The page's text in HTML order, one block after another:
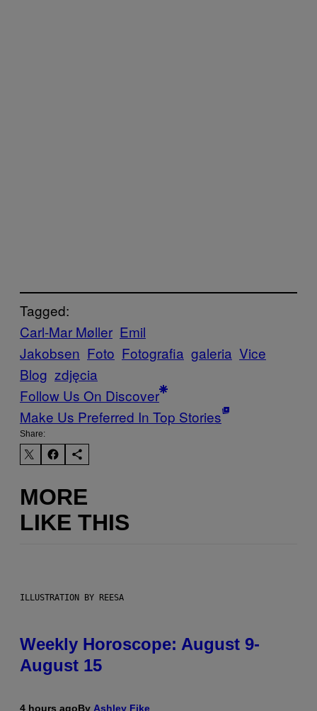
Tagged:
Carl-Mar Møller Emil
Jakobsen Foto Fotografia galeria Vice
Blog zdjęcia
Follow Us On Discover
Make Us Preferred In Top Stories
Share:
MORE
LIKE THIS
ILLUSTRATION BY REESA
Weekly Horoscope: August 9-
August 15
4 hours agoBy Ashley Fike